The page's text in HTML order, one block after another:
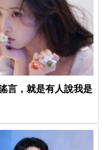
言，就是有人說我是